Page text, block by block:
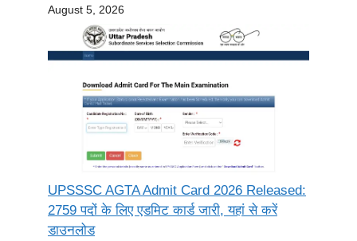
August 5, 2026
UPSSSC AGTA Admit Card 2026 Released:
2759 पदों के लिए एडमिट कार्ड जारी, यहां से करें
डाउनलोड